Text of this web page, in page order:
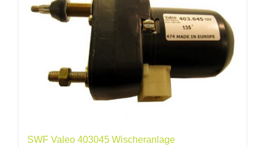
SWF Valeo 403045 Wischeranlage